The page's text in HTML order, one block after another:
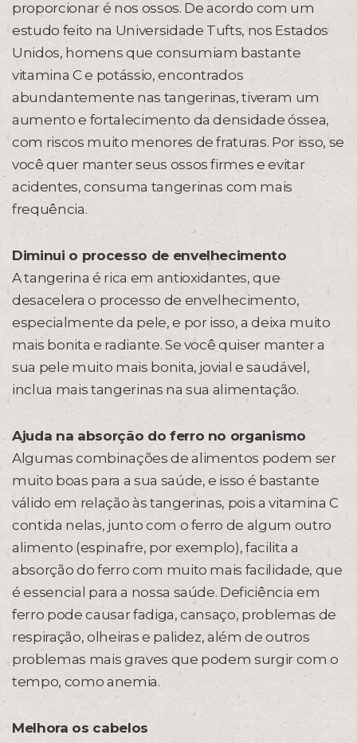
proporcionar é nos ossos. De acordo com um
estudo feito na Universidade Tufts, nos Estados
Unidos, homens que consumiam bastante
vitamina C e potássio, encontrados
abundantemente nas tangerinas, tiveram um
aumento e fortalecimento da densidade óssea,
com riscos muito menores de fraturas. Por isso, se
você quer manter seus ossos firmes e evitar
acidentes, consuma tangerinas com mais
frequência.
Diminui o processo de envelhecimento
A tangerina é rica em antioxidantes, que
desacelera o processo de envelhecimento,
especialmente da pele, e por isso, a deixa muito
mais bonita e radiante. Se você quiser manter a
sua pele muito mais bonita, jovial e saudável,
inclua mais tangerinas na sua alimentação.
Ajuda na absorção do ferro no organismo
Algumas combinações de alimentos podem ser
muito boas para a sua saúde, e isso é bastante
válido em relação às tangerinas, pois a vitamina C
contida nelas, junto com o ferro de algum outro
alimento (espinafre, por exemplo), facilita a
absorção do ferro com muito mais facilidade, que
é essencial para a nossa saúde. Deficiência em
ferro pode causar fadiga, cansaço, problemas de
respiração, olheiras e palidez, além de outros
problemas mais graves que podem surgir com o
tempo, como anemia.
Melhora os cabelos